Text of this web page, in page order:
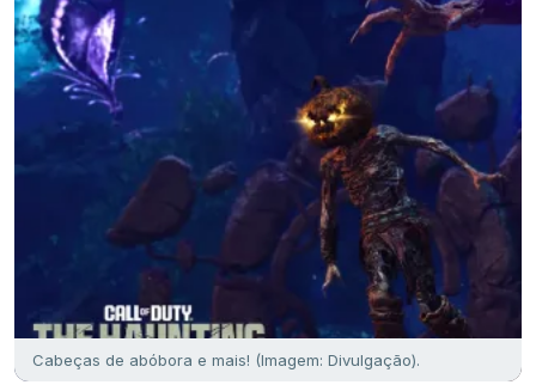
Cabeças de abóbora e mais! (Imagem: Divulgação).